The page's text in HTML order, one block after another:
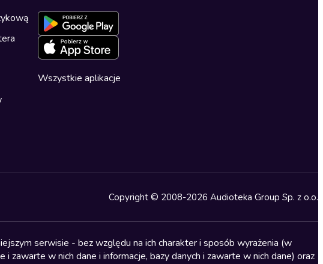
Wszystkie aplikacje
Copyright © 2008-2026 Audioteka Group Sp. z o.o.
serwisie - bez względu na ich charakter i sposób wyrażenia (w
zawarte w nich dane i informacje, bazy danych i zawarte w nich dane) oraz